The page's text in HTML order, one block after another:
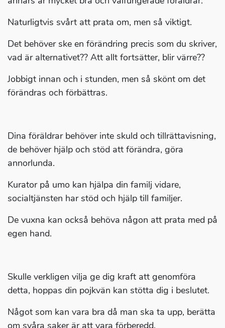
Naturligtvis svårt att prata om, men så viktigt.
Det behöver ske en förändring precis som du skriver,
vad är alternativet?? Att allt fortsätter, blir värre??
Jobbigt innan och i stunden, men så skönt om det
förändras och förbättras.
Dina föräldrar behöver inte skuld och tillrättavisning,
de behöver hjälp och stöd att förändra, göra
annorlunda.
Kurator på umo kan hjälpa din familj vidare,
socialtjänsten har stöd och hjälp till familjer.
De vuxna kan också behöva någon att prata med på
egen hand.
Skulle verkligen vilja ge dig kraft att genomföra
detta, hoppas din pojkvän kan stötta dig i beslutet.
Något som kan vara bra då man ska ta upp, berätta
om svåra saker är att vara förberedd.